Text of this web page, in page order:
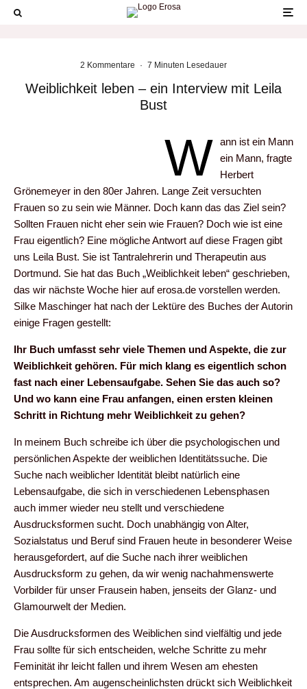
2 Kommentare · 7 Minuten Lesedauer
Weiblichkeit leben – ein Interview mit Leila
Bust
W ann ist ein Mann
ein Mann, fragte
Herbert
Grönemeyer in den 80er Jahren. Lange Zeit versuchten
Frauen so zu sein wie Männer. Doch kann das das Ziel sein?
Sollten Frauen nicht eher sein wie Frauen? Doch wie ist eine
Frau eigentlich? Eine mögliche Antwort auf diese Fragen gibt
uns Leila Bust. Sie ist Tantralehrerin und Therapeutin aus
Dortmund. Sie hat das Buch „Weiblichkeit leben“ geschrieben,
das wir nächste Woche hier auf erosa.de vorstellen werden.
Silke Maschinger hat nach der Lektüre des Buches der Autorin
einige Fragen gestellt:
Ihr Buch umfasst sehr viele Themen und Aspekte, die zur
Weiblichkeit gehören. Für mich klang es eigentlich schon
fast nach einer Lebensaufgabe. Sehen Sie das auch so?
Und wo kann eine Frau anfangen, einen ersten kleinen
Schritt in Richtung mehr Weiblichkeit zu gehen?
In meinem Buch schreibe ich über die psychologischen und
persönlichen Aspekte der weiblichen Identitätssuche. Die
Suche nach weiblicher Identität bleibt natürlich eine
Lebensaufgabe, die sich in verschiedenen Lebensphasen
auch immer wieder neu stellt und verschiedene
Ausdrucksformen sucht. Doch unabhängig von Alter,
Sozialstatus und Beruf sind Frauen heute in besonderer Weise
herausgefordert, auf die Suche nach ihrer weiblichen
Ausdrucksform zu gehen, da wir wenig nachahmenswerte
Vorbilder für unser Frausein haben, jenseits der Glanz- und
Glamourwelt der Medien.
Die Ausdrucksformen des Weiblichen sind vielfältig und jede
Frau sollte für sich entscheiden, welche Schritte zu mehr
Feminität ihr leicht fallen und ihrem Wesen am ehesten
entsprechen. Am augenscheinlichsten drückt sich Weiblichkeit